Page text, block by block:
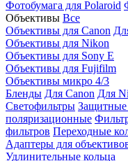
Фотобумага для Polaroid
Объективы Все
Объективы для Canon
Объективы для Nikon
Объективы для Sony E
Объективы для Fujifilm
Объективы микро 4/3
Бленды Для Canon Для
Светофильтры
поляризационные
фильтров Переходные
Адаптеры для
Удлинительные кольца